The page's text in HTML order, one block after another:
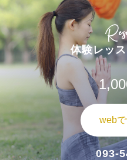
体験レッ
web
093-